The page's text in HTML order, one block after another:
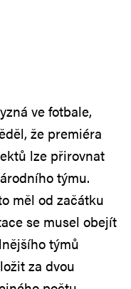
ve fotbale,
že premiéra
lze přirovnat
týmu.
měl od začátku
se musel obejít
týmů
za dvou